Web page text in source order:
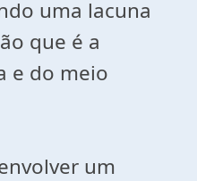
uma lacuna
que é a
e do meio
um